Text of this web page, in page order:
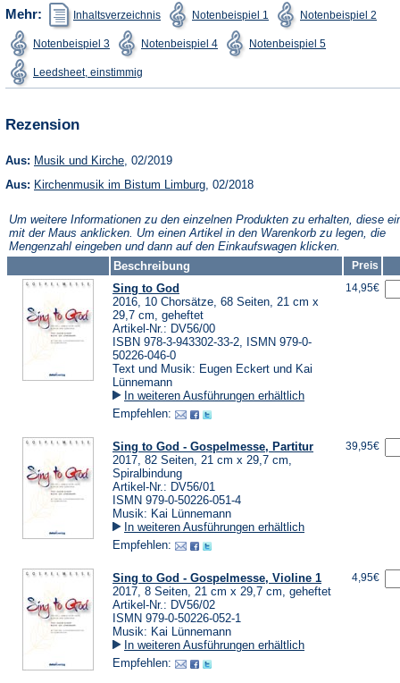
Mehr: Inhaltsverzeichnis
(Öffnet
in
einem
neuen
Notenbeispiel 1
(Öffnet
in
einem
neuen
Notenbeispiel 2in
Notenbeispiel 3
(Öffnet
in
einem
neuen
Tab)
Notenbeispiel 4
(Öffnet
in
einem
Tab)
Notenbeispiel 5in
Tab)
Leedsheet, einstimmig
einem
Rezension
Aus: Musik und Kirche(Öffnet
einem
, 02/2019
Aus: Kirchenmusik im Bistum Limburg(Öffnet
neuen
Tab)
, 02/2018
Um weitere Informationen zu den einzelnen Produkten zu erhalten, diese
mit der Maus anklicken. Um einen Artikel in den Warenkorb zu legen, die
Mengenzahl eingeben und dann auf den Einkaufswagen klicken.
Beschreibung
Preis
Sing to God
2016, 10 Chorsätze, 68 Seiten, 21 cm x
29,7 cm, geheftet
Artikel-Nr.: DV56/00
ISBN 978-3-943302-33-2, ISMN 979-0-
50226-046-0
Text und Musik: Eugen Eckert und Kai
Lünnemann
In weiteren Ausführungen erhältlich
Empfehlen:
14,95€
Sing to God - Gospelmesse, Partitur
2017, 82 Seiten, 21 cm x 29,7 cm,
Spiralbindung
Artikel-Nr.: DV56/01
ISMN 979-0-50226-051-4
Musik: Kai Lünnemann
In weiteren Ausführungen erhältlich
Empfehlen:
39,95€
Sing to God - Gospelmesse, Violine 1
2017, 8 Seiten, 21 cm x 29,7 cm, geheftet
Artikel-Nr.: DV56/02
ISMN 979-0-50226-052-1
Musik: Kai Lünnemann
In weiteren Ausführungen erhältlich
Empfehlen:
4,95€